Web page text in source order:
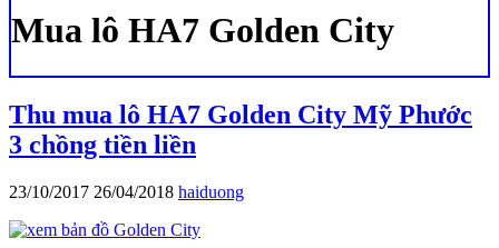
Mua lô HA7 Golden City
Thu mua lô HA7 Golden City Mỹ Phước
3 chồng tiền liền
23/10/2017 26/04/2018 haiduong